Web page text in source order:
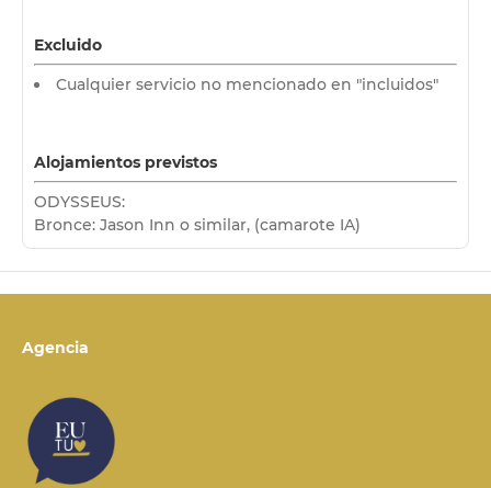
Excluido
Cualquier servicio no mencionado en "incluidos"
Alojamientos previstos
ODYSSEUS:
Bronce: Jason Inn o similar, (camarote IA)
Agencia